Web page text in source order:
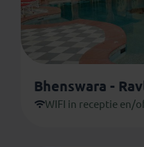
Bhenswara -
WIFI in receptie en/